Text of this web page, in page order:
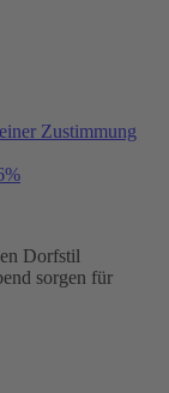
Zustimmung
Dorfstil
sorgen für